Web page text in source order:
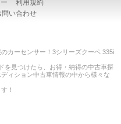
利用規約
問い合わせ
カーセンサー！3シリーズクーペ 335i
を見つけたら、お得・納得の中古車探
ィション中古車情報の中から様々な
！